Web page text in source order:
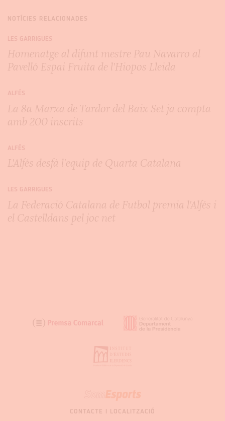
NOTÍCIES RELACIONADES
LES GARRIGUES
Homenatge al difunt mestre Pau Navarro al
Pavelló Espai Fruita de l'Hiopos Lleida
ALFÉS
La 8a Marxa de Tardor del Baix Set ja compta
amb 200 inscrits
ALFÉS
L'Alfés desfà l'equip de Quarta Catalana
LES GARRIGUES
La Federació Catalana de Futbol premia l'Alfés i
el Castelldans pel joc net
SOM
GARRIGUES
CONTACTE I LOCALITZACIÓ